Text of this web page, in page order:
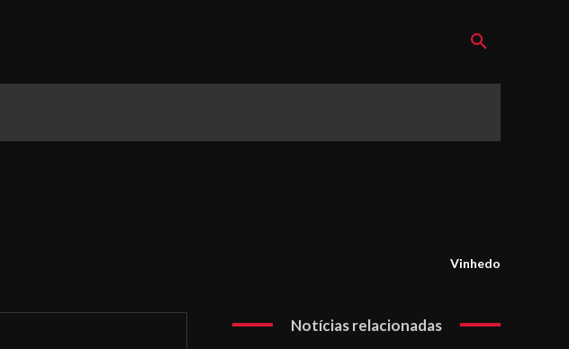
Vinhedo
Notícias relacionadas